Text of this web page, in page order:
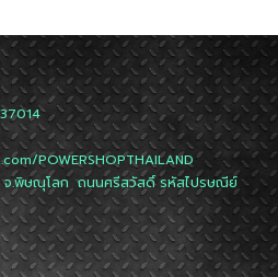
POWERSHOPTHAILAND
จ.พิษณุโลก ถนนศรีสวัสดิ์ รหัสไปรษณีย์